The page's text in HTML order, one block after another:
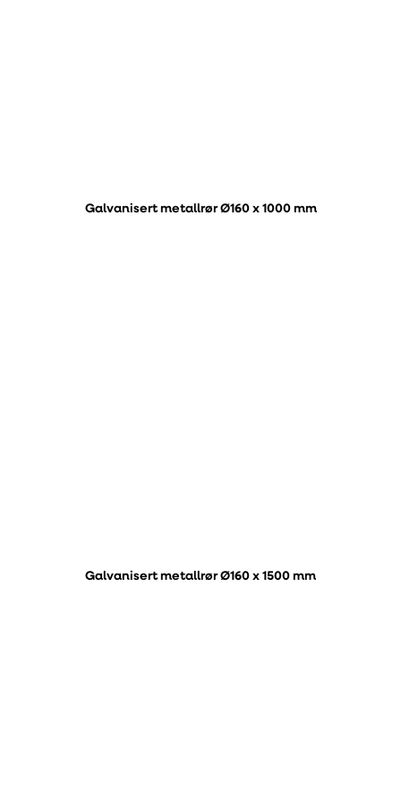
Galvanisert metallrør Ø160 x 1000 mm
Galvanisert metallrør Ø160 x 1500 mm